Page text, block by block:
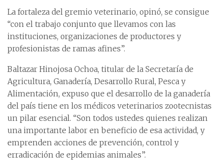
La fortaleza del gremio veterinario, opinó, se consigue
“con el trabajo conjunto que llevamos con las
instituciones, organizaciones de productores y
profesionistas de ramas afines”.
Baltazar Hinojosa Ochoa, titular de la Secretaría de
Agricultura, Ganadería, Desarrollo Rural, Pesca y
Alimentación, expuso que el desarrollo de la ganadería
del país tiene en los médicos veterinarios zootecnistas
un pilar esencial. “Son todos ustedes quienes realizan
una importante labor en beneficio de esa actividad, y
emprenden acciones de prevención, control y
erradicación de epidemias animales”.